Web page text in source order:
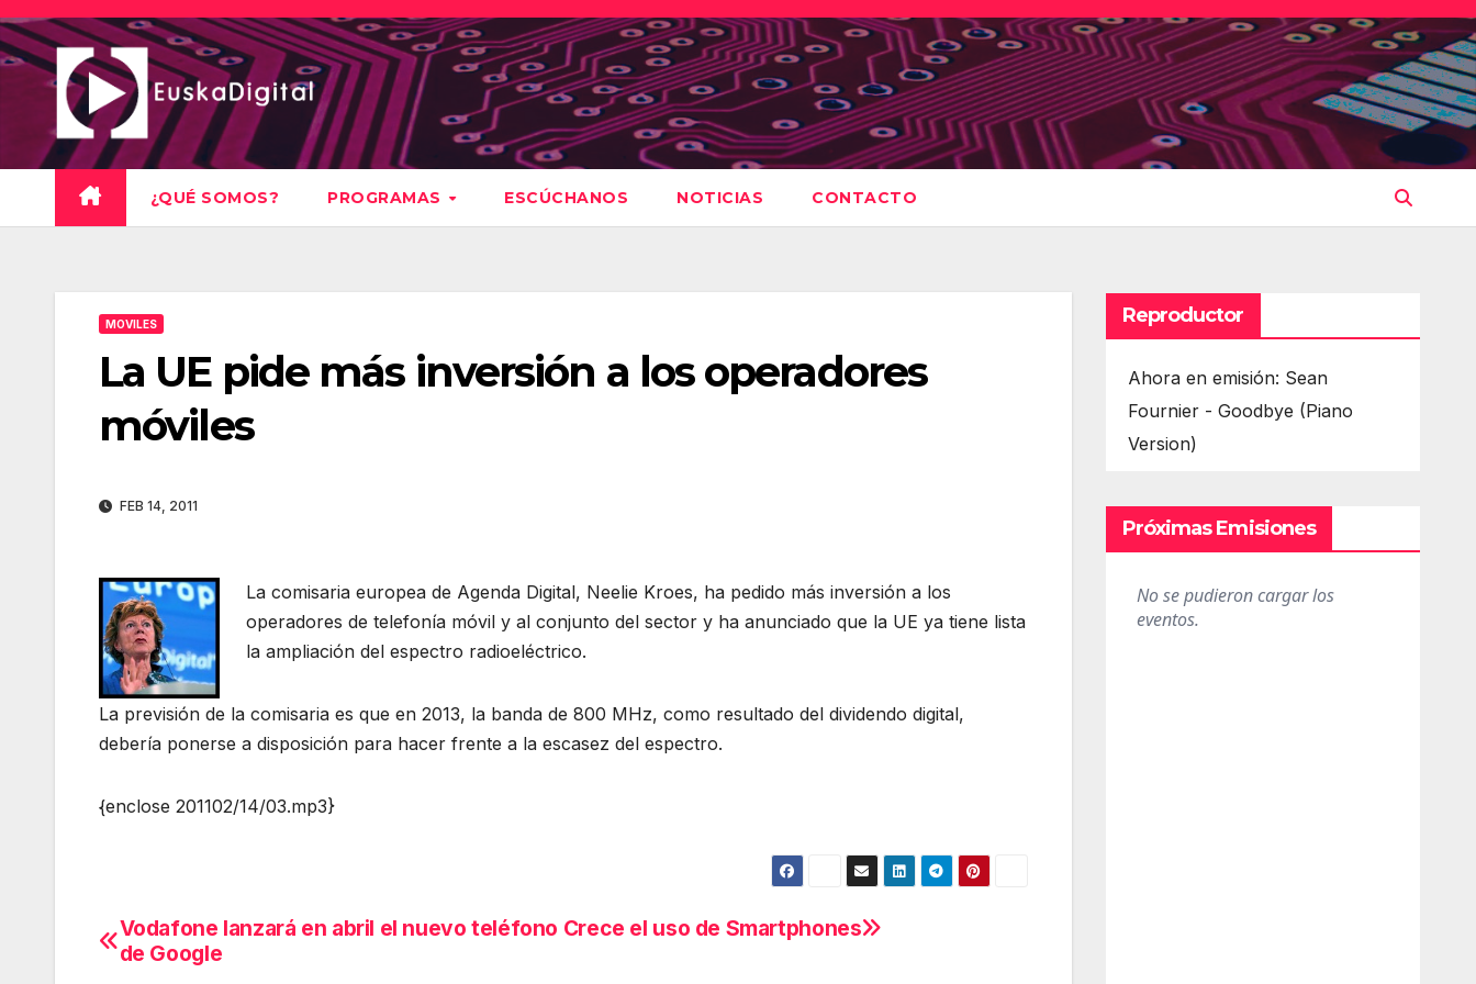
Saltar
al
contenido
¿QUÉ SOMOS? PROGRAMAS ESCÚCHANOS NOTICIAS CONTACTO
MOVILES
La UE pide más inversión a los operadores
móviles
FEB 14, 2011
La comisaria europea de Agenda Digital, Neelie Kroes, ha pedido más inversión a los
operadores de telefonía móvil y al conjunto del sector y ha anunciado que la UE ya tiene lista
la ampliación del espectro radioeléctrico.
La previsión de la comisaria es que en 2013, la banda de 800 MHz, como resultado del dividendo digital,
debería ponerse a disposición para hacer frente a la escasez del espectro.
{enclose 201102/14/03.mp3}
Navegación
Crece el uso de Smartphones
Vodafone lanzará en abril el nuevo teléfono
de Google
Reproductor
Ahora en emisión: Sean
Fournier - Goodbye (Piano
Version)
Próximas Emisiones